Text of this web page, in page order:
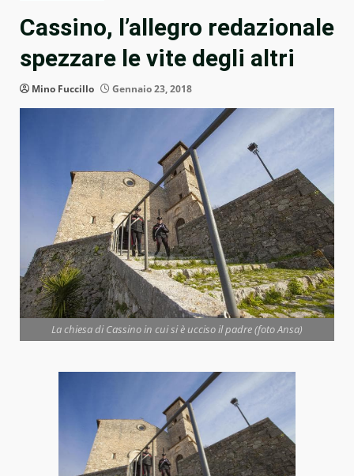
Cassino, l’allegro redazionale
spezzare le vite degli altri
Mino Fuccillo Gennaio 23, 2018
La chiesa di Cassino in cui si è ucciso il padre (foto Ansa)